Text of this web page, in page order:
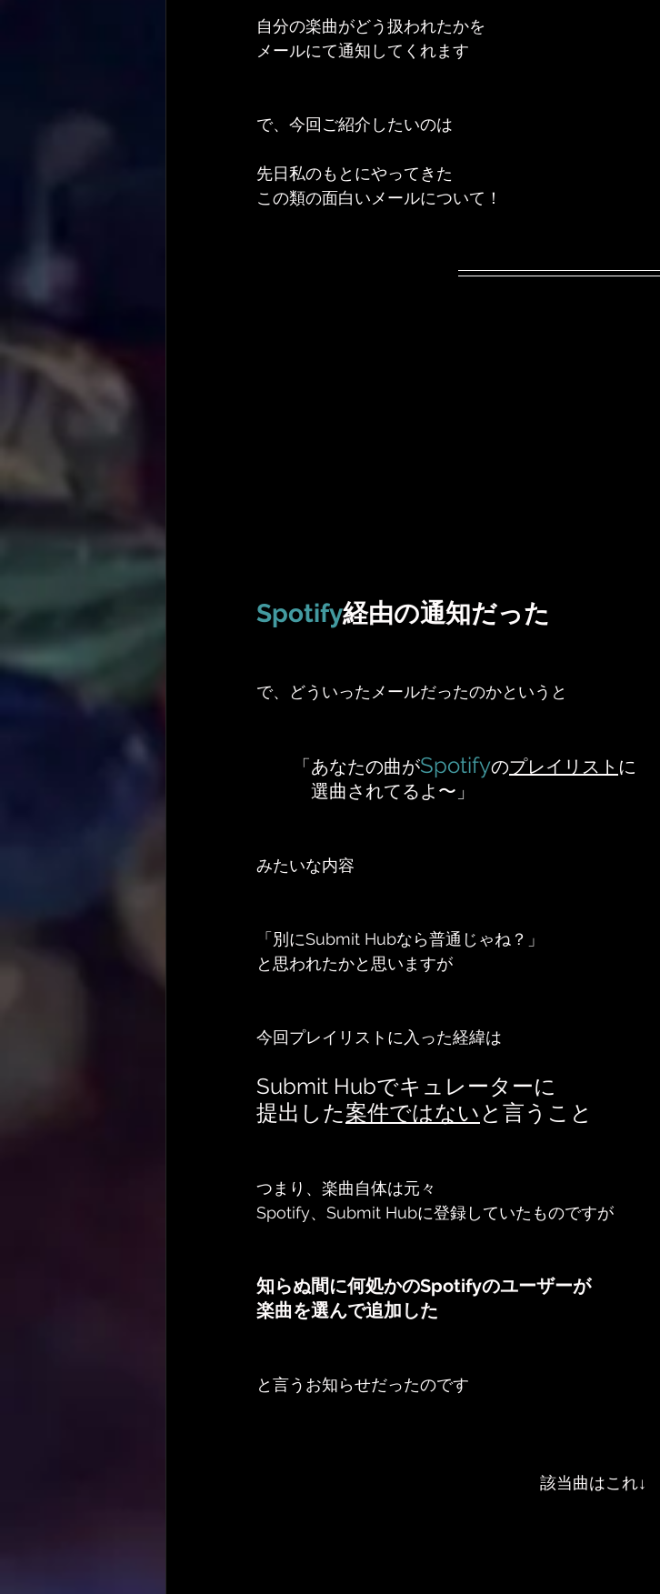
自分の楽曲がどう扱われたかを
メールにて通知してくれます
で、今回ご紹介したいのは
先日私のもとにやってきた
この類の面白いメールについて！
Spotify経由の通知だった
で、どういったメールだったのかというと
「あなたの曲がSpotifyのプレイリスト に
選曲されてるよ〜」
みたいな内容
「別にSubmit Hubなら普通じゃね？」
と思われたかと思いますが
今回プレイリストに入った経緯は
Submit Hubでキュレーターに
提出した案件ではない と言うこと
つまり、楽曲自体は元々
Spotify、Submit Hubに登録していたものですが
知らぬ間に何処かのSpotifyのユーザーが
楽曲を選んで追加した
と言うお知らせだったのです
該当曲はこれ↓